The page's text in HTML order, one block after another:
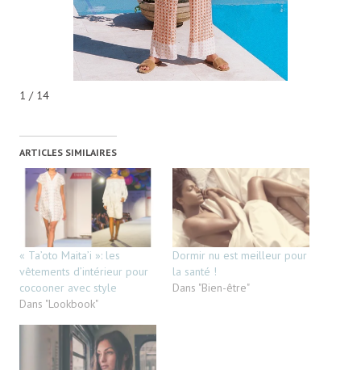
1 / 14
ARTICLES SIMILAIRES
« Ta’oto Maita’i »: les
vêtements d’intérieur pour
cocooner avec style
Dans "Lookbook"
Dormir nu est meilleur pour
la santé !
Dans "Bien-être"